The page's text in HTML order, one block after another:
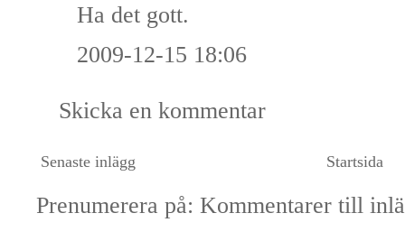
Ha det gott.
2009-12-15 18:06
Skicka en kommentar
Senaste inlägg Startsida
Prenumerera på: Kommentarer till